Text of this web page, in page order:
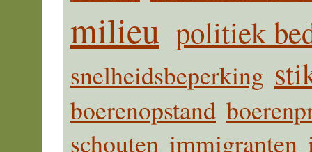
milieu politiek
snelheidsbeperking
boerenopstand
schouten immigranten